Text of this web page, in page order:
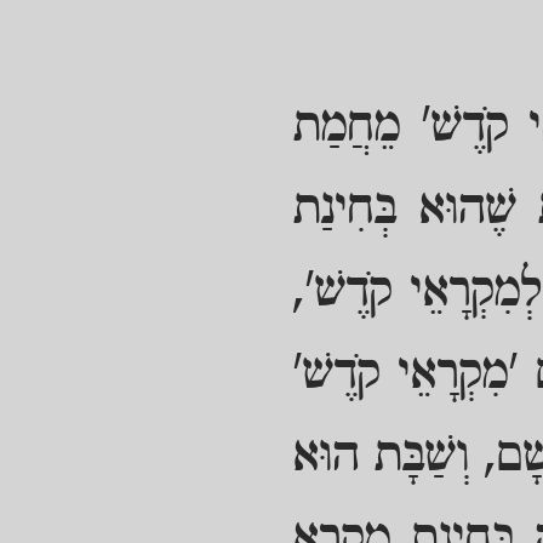
קֹדֶשׁ' מֵחֲמַת
בְּחִינַת
קֹדֶשׁ',
'מִקְרָאֵי קֹדֶשׁ'
וְשַׁבָּת הוּא